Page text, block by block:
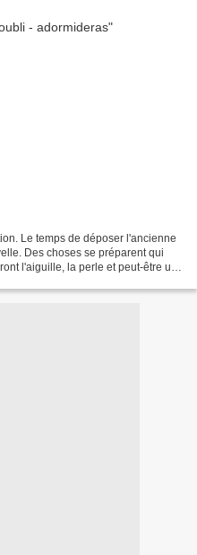
Le temps de déposer l'ancienne
Des choses se préparent qui
l'aiguille, la perle et peut-être un